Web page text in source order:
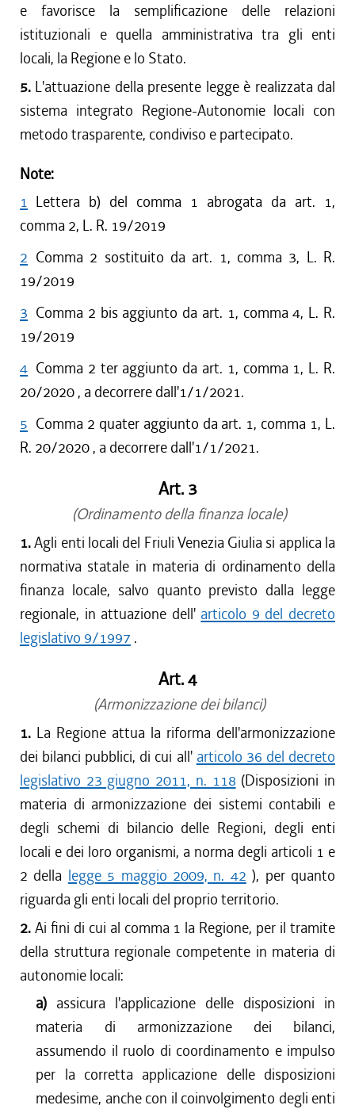
e favorisce la semplificazione delle relazioni
istituzionali e quella amministrativa tra gli enti
locali, la Regione e lo Stato.
5. L'attuazione della presente legge è realizzata dal
sistema integrato Regione-Autonomie locali con
metodo trasparente, condiviso e partecipato.
Note:
1 Lettera b) del comma 1 abrogata da art. 1,
comma 2, L. R. 19/2019
2 Comma 2 sostituito da art. 1, comma 3, L. R.
19/2019
3 Comma 2 bis aggiunto da art. 1, comma 4, L. R.
19/2019
4 Comma 2 ter aggiunto da art. 1, comma 1, L. R.
20/2020 , a decorrere dall'1/1/2021.
5 Comma 2 quater aggiunto da art. 1, comma 1, L.
R. 20/2020 , a decorrere dall'1/1/2021.
Art. 3
(Ordinamento della finanza locale)
1.Agli enti locali del Friuli Venezia Giulia si applica la
normativa statale in materia di ordinamento della
finanza locale, salvo quanto previsto dalla legge
regionale, in attuazione dell' articolo 9 del decreto
legislativo 9/1997 .
Art. 4
(Armonizzazione dei bilanci)
1. La Regione attua la riforma dell'armonizzazione
dei bilanci pubblici, di cui all' articolo 36 del decreto
legislativo 23 giugno 2011, n. 118 (Disposizioni in
materia di armonizzazione dei sistemi contabili e
degli schemi di bilancio delle Regioni, degli enti
locali e dei loro organismi, a norma degli articoli 1 e
2 della legge 5 maggio 2009, n. 42 ), per quanto
riguarda gli enti locali del proprio territorio.
2. Ai fini di cui al comma 1 la Regione, per il tramite
della struttura regionale competente in materia di
autonomie locali:
a) assicura l'applicazione delle disposizioni in
materia di armonizzazione dei bilanci,
assumendo il ruolo di coordinamento e impulso
per la corretta applicazione delle disposizioni
medesime, anche con il coinvolgimento degli enti